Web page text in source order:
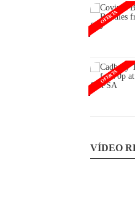
OFERTA
OFERTA
VÍDEO